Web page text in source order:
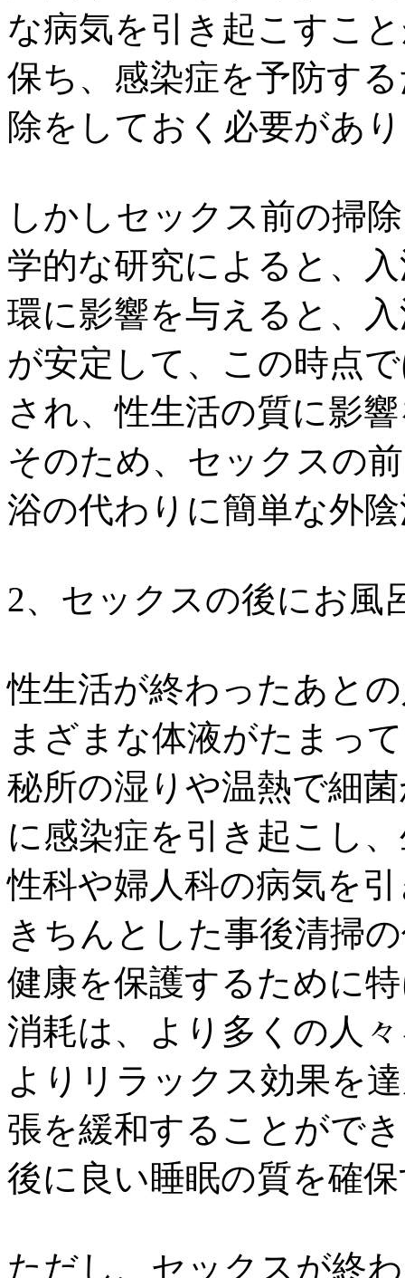
な病気を引き起こすこ
保ち、感染症を予防す
除をしておく必要があ
しかしセックス前の掃
学的な研究によると、
環に影響を与えると、
が安定して、この時点
され、性生活の質に影
そのため、セックスの
浴の代わりに簡単な外
2、セックスの後にお風
性生活が終わったあと
まざまな体液がたまっ
秘所の湿りや温熱で細
に感染症を引き起こし
性科や婦人科の病気を
きちんとした事後清掃
健康を保護するために
消耗は、より多くの人
よりリラックス効果を
張を緩和することがで
後に良い睡眠の質を確
ただし、セックスが終